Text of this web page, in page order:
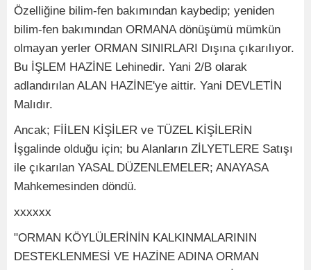
Özelliğine bilim-fen bakımından kaybedip; yeniden
bilim-fen bakımından ORMANA dönüşümü mümkün
olmayan yerler ORMAN SINIRLARI Dışına çıkarılıyor.
Bu İŞLEM HAZİNE Lehinedir. Yani 2/B olarak
adlandırılan ALAN HAZİNE'ye aittir. Yani DEVLETİN
Malıdır.
Ancak; FİİLEN KİŞİLER ve TÜZEL KİŞİLERİN
İşgalinde olduğu için; bu Alanların ZİLYETLERE Satışı
ile çıkarılan YASAL DÜZENLEMELER; ANAYASA
Mahkemesinden döndü.
xxxxxx
"ORMAN KÖYLÜLERİNİN KALKINMALARININ
DESTEKLENMESİ VE HAZİNE ADINA ORMAN